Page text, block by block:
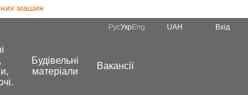
машин
РусУкр Eng UAH Вхід
Будівельні
матеріали
Вакансії